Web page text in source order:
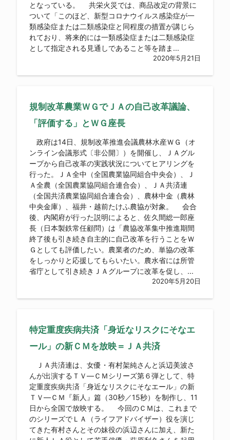
となっている。 共栄火災では、商品改定の背景に
ついて「このほど、新型コロナウイルス感染症が一
類感染症または二類感染症と同程度の措置が講じら
れており、将来的には一類感染症または二類感染症
として指定される見通しであること等を踏ま...
2020年5月21日
規制改革農業ＷＧでＪＡの自己改革議論、
「評価する」とＷＧ座長
政府は14日、規制改革推進会議農林水産ＷＧ（オ
ンライン会議形式〔非公開〕）を開催し、ＪＡグル
ープから自己改革の実践状況についてヒアリングを
行った。ＪＡ全中（全国農業協同組合中央会）、Ｊ
Ａ全農（全国農業協同組合連合会）、ＪＡ共済連
（全国共済農業協同組合連合会）、農林中金（農林
中央金庫）、福井・越前たけふ農協が対象。 会合
後、内閣府が行った説明によると、佐久間総一郎座
長（日本製鉄常任顧問）は「農協改革集中推進期間
終了後も引き続き自主的に自己改革を行うことをＷ
Ｇとしても評価したい。農業者のため、単協の改革
をしっかりと応援してもらいたい。農水省には所管
省庁として引き続きＪＡグループに改革を促し、...
2020年5月20日
特定重度疾病共済「身近なリスクにそなエ
ール」の新ＣＭを放映＝ＪＡ共済
ＪＡ共済連は、女優・有村架純さんと浜辺美波さ
んが出演するＴＶ―ＣＭシリーズ第６弾として、特
定重度疾病共済「身近なリスクにそなエール」の新
ＴＶ―ＣＭ『新人』篇（30秒／15秒）を制作し、11
日から全国で放映する。 今回のＣＭは、これまで
のシリーズでＬＡ（ライフアドバイザー）役を演じ
てきた有村さんとその妹役の浜辺さんに加え、新た